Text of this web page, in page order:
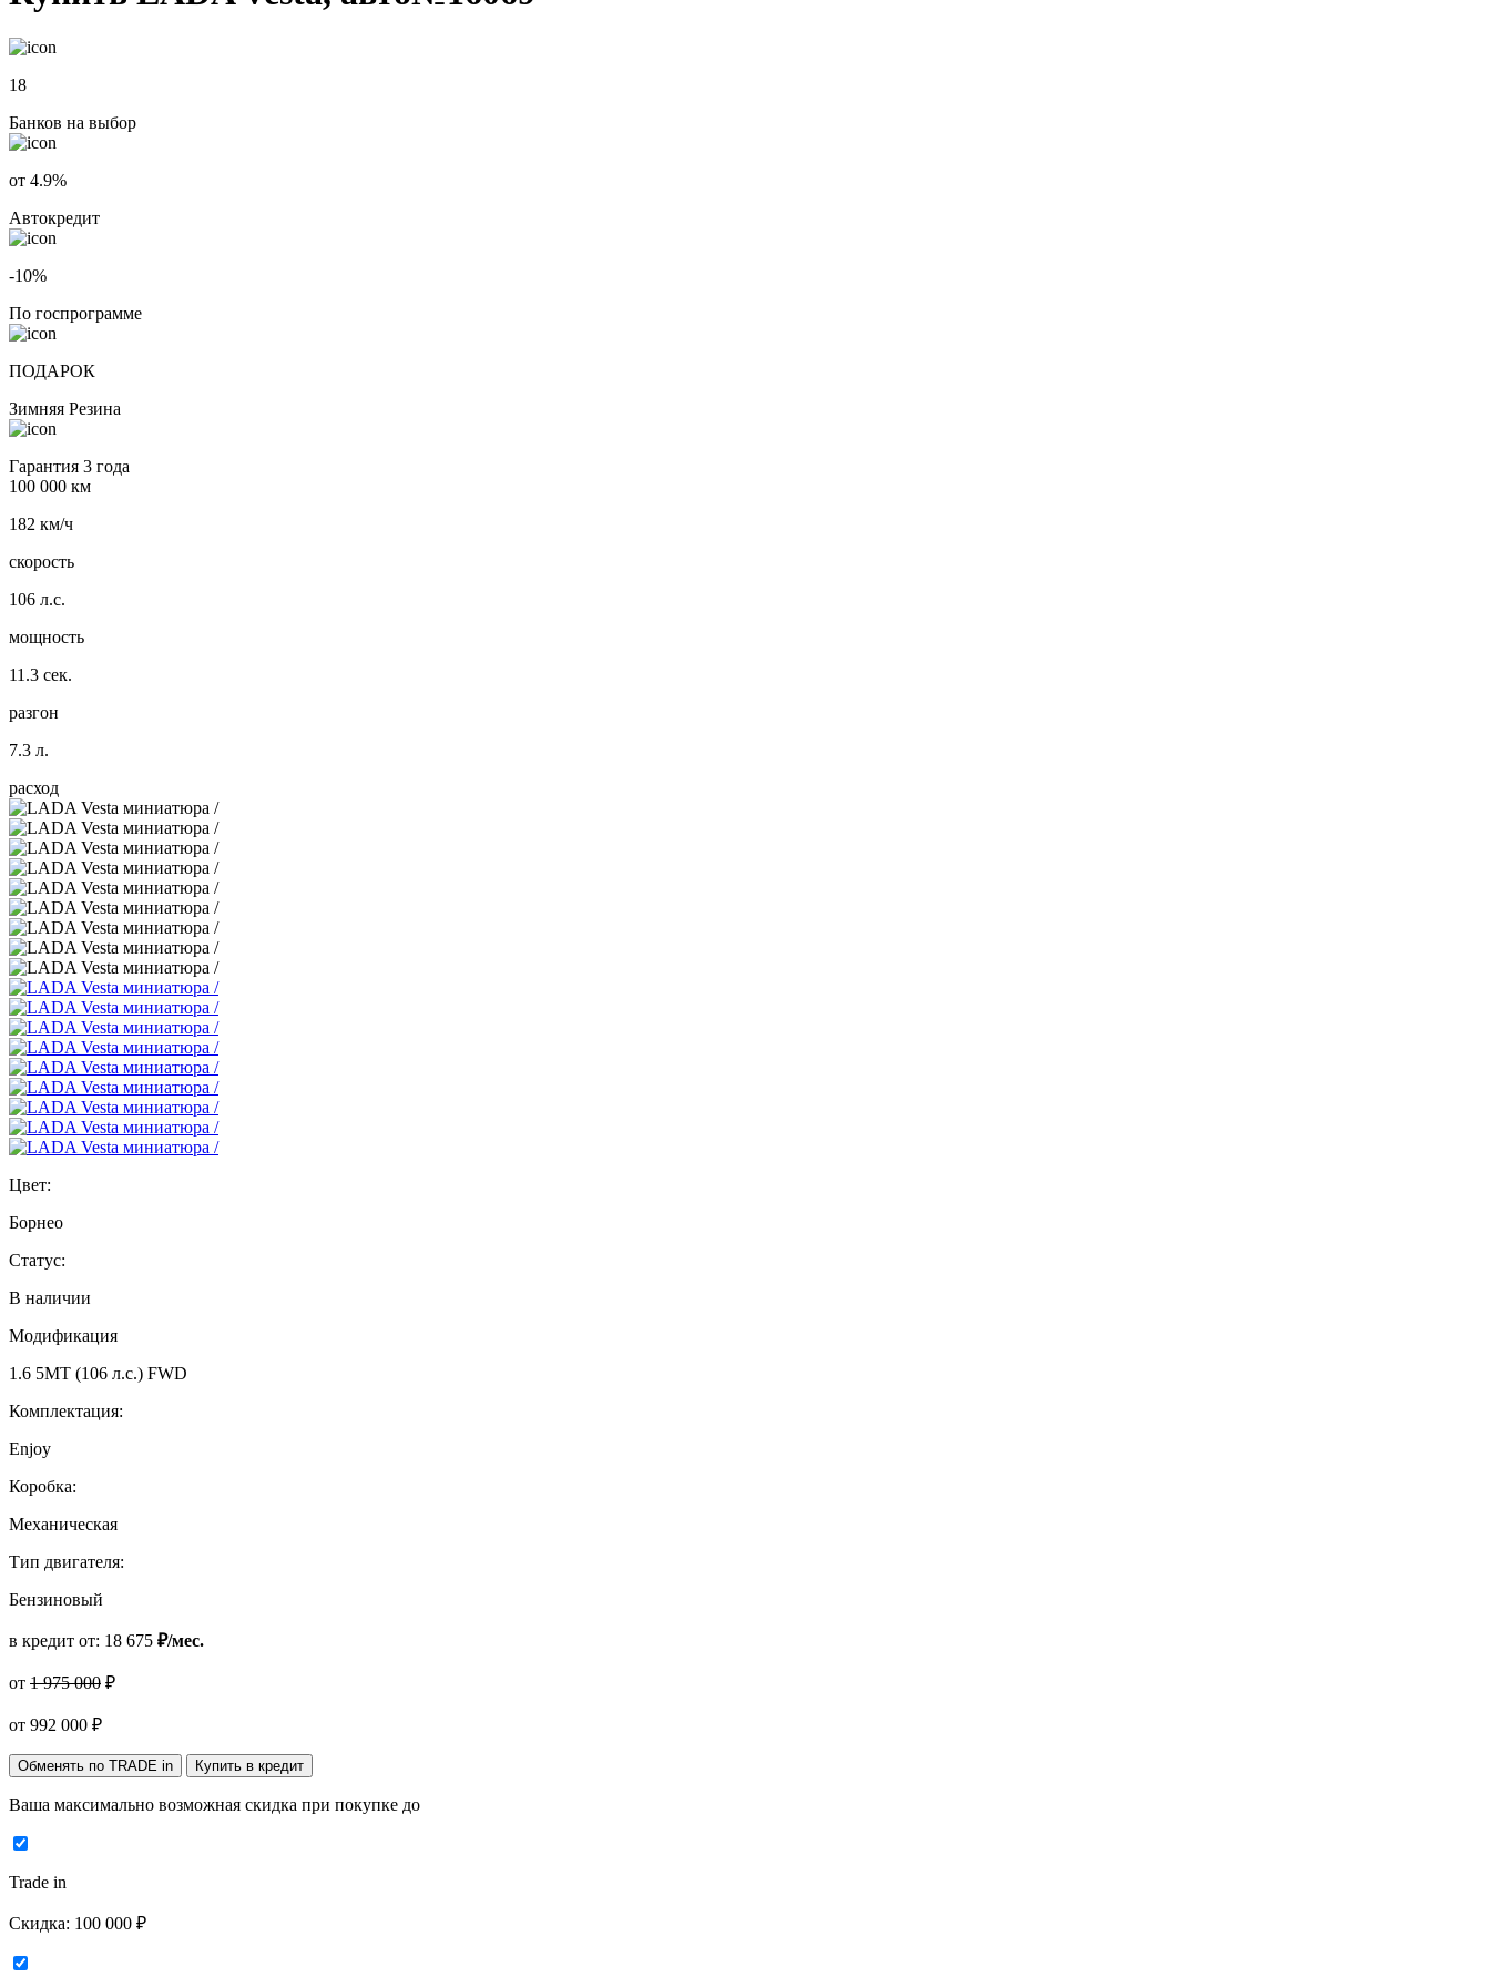
18
Банков на выбор
от 4.9%
Автокредит
-10%
По госпрограмме
ПОДАРОК
Зимняя Резина
Гарантия 3 года
100 000 км
182 км/ч
скорость
106 л.с.
мощность
11.3 сек.
разгон
7.3 л.
расход
Цвет:
Борнео
Статус:
В наличии
Модификация
1.6 5MT (106 л.с.) FWD
Комплектация:
Enjoy
Коробка:
Механическая
Тип двигателя:
Бензиновый
в кредит от: 18 675 ₽/мес.
от 1 975 000 ₽
от 992 000 ₽
Обменять по TRADE in Купить в кредит
Ваша максимально возможная скидка при покупке до
Trade in
Скидка: 100 000 ₽